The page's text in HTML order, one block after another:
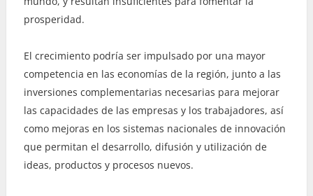
prosperidad.
El crecimiento podría ser impulsado por una mayor
competencia en las economías de la región, junto a las
inversiones complementarias necesarias para mejorar
las capacidades de las empresas y los trabajadores, así
como mejoras en los sistemas nacionales de innovación
que permitan el desarrollo, difusión y utilización de
ideas, productos y procesos nuevos.